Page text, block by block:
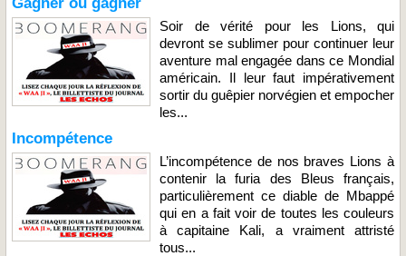
Soir de vérité pour les Lions, qui
devront se sublimer pour continuer leur
aventure mal engagée dans ce Mondial
américain. Il leur faut impérativement
sortir du guêpier norvégien et empocher
les...
Incompétence
L’incompétence de nos braves Lions à
contenir la furia des Bleus français,
particulièrement ce diable de Mbappé
qui en a fait voir de toutes les couleurs
à capitaine Kali, a vraiment attristé
tous...